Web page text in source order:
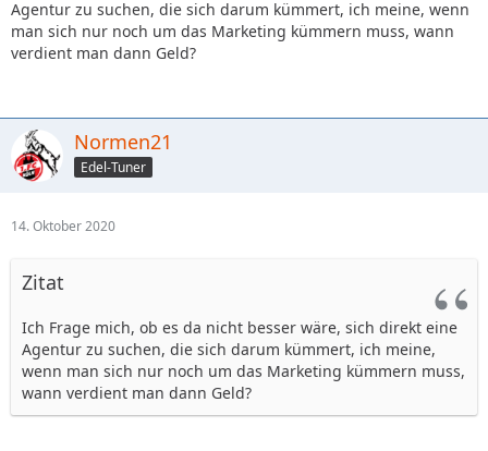
Agentur zu suchen, die sich darum kümmert, ich meine, wenn
man sich nur noch um das Marketing kümmern muss, wann
verdient man dann Geld?
Normen21
Edel-Tuner
14. Oktober 2020
Zitat
Ich Frage mich, ob es da nicht besser wäre, sich direkt eine
Agentur zu suchen, die sich darum kümmert, ich meine,
wenn man sich nur noch um das Marketing kümmern muss,
wann verdient man dann Geld?